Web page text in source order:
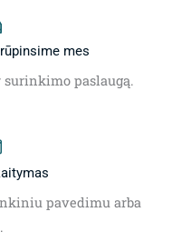
mes
paslaugą.
pavedimu arba